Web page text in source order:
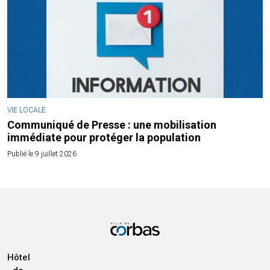
VIE LOCALE
Communiqué de Presse : une mobilisation
immédiate pour protéger la population
Publié le 9 juillet 2026
Hôtel